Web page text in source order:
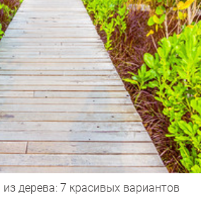
дерева: 7 красивых вариантов